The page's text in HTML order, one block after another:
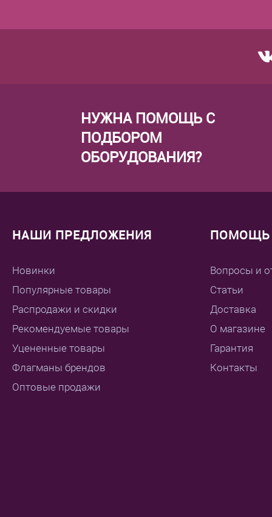
НУЖНА ПОМОЩЬ С
ПОДБОРОМ
ОБОРУДОВАНИЯ?
НАШИ ПРЕДЛОЖЕНИЯ
Новинки
Популярные товары
Распродажи и скидки
Рекомендуемые товары
Уцененные товары
Флагманы брендов
Оптовые продажи
ПОМОЩЬ
Вопросы и
Статьи
Доставка
О магазине
Гарантия
Контакты